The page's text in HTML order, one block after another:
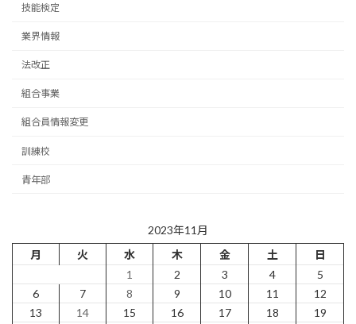
技能検定
業界情報
法改正
組合事業
組合員情報変更
訓練校
青年部
2023年11月
月
火 水 木 金 土
日
1
2 3 4
5
6
7 8 9 10 11
12
13
14 15 16 17 18
19